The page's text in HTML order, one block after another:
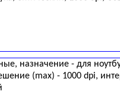
назначение - для
(max) - 1000 dpi,